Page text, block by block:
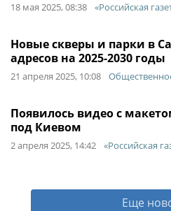
18 мая 2025, 08:38 «Российская
Новые скверы и парки в
адресов на 2025-2030 годы
21 апреля 2025, 10:08
Появилось видео с
под Киевом
2 апреля 2025, 14:42 «Российская
Еще